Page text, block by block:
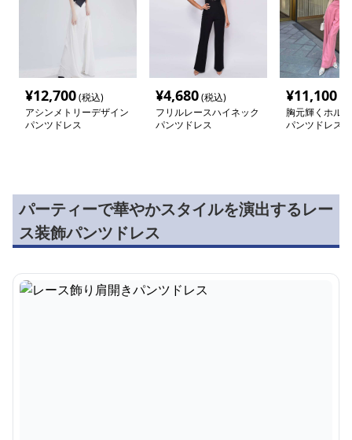
¥12,700(税込)
アシンメトリーデザイン
パンツドレス
¥4,680(税込)
フリルレースハイネック
パンツドレス
¥11,100
胸元輝くホル
パンツドレス
パーティーで華やかスタイルを演出するレー
ス装飾パンツドレス